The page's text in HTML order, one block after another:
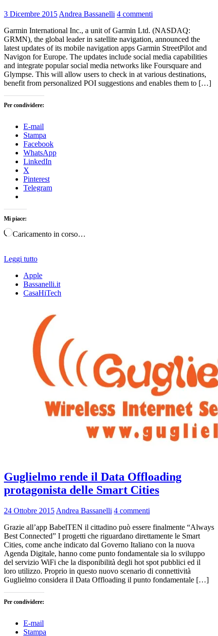
3 Dicembre 2015 Andrea Bassanelli 4 commenti
Garmin International Inc., a unit of Garmin Ltd. (NASDAQ:
GRMN), the global leader in satellite navigation, announced the
latest updates of its mobile navigation apps Garmin StreetPilot and
Navigon for Europe. The updates include social media capabilities
and integrate popular social media networks like Foursquare and
Glympse. This will allow users to check in at various destinations,
benefit from personalized POI suggestions and enables them to […]
Per condividere:
E-mail
Stampa
Facebook
WhatsApp
LinkedIn
X
Pinterest
Telegram
Mi piace:
Caricamento in corso…
Leggi tutto
Apple
Bassanelli.it
CasaHiTech
Guglielmo rende il Data Offloading
protagonista delle Smart Cities
24 Ottobre 2015 Andrea Bassanelli 4 commenti
Grazie all’app BabelTEN il cittadino può essere finalmente “Always
Best Connected” I progetti che riguardano direttamente le Smart
Cities, come anche indicato dal Governo Italiano con la nuova
Agenda Digitale, hanno come punto fondamentale sia lo sviluppo
del servizio WiFi che la disponibilità degli hot spot pubblici ed il
loro utilizzo. Proprio in questo nuovo scenario di connettività
Guglielmo considera il Data Offloading il punto fondamentale […]
Per condividere:
E-mail
Stampa